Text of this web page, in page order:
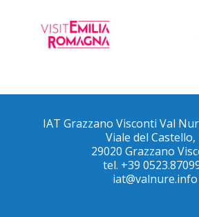
IAT Grazzano Visconti Val
Viale del Castello,
29020 Grazzano
tel. +39
iat@valnure.info